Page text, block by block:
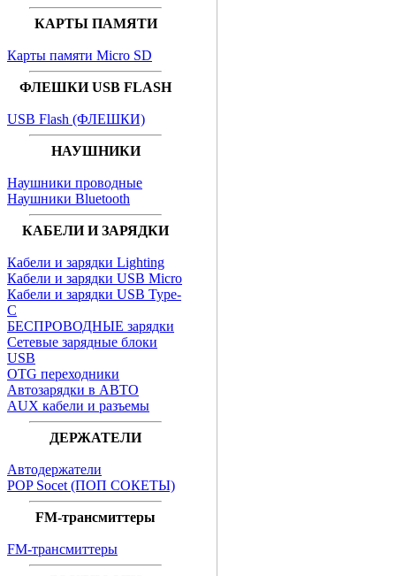
КАРТЫ ПАМЯТИ
Карты памяти Micro SD
ФЛЕШКИ USB FLASH
USB Flash (ФЛЕШКИ)
НАУШНИКИ
Наушники проводные
Наушники Bluetooth
КАБЕЛИ И ЗАРЯДКИ
Кабели и зарядки Lighting
Кабели и зарядки USB Micro
Кабели и зарядки USB Type-
C
БЕСПРОВОДНЫЕ зарядки
Сетевые зарядные блоки
USB
OTG переходники
Автозарядки в АВТО
AUX кабели и разъемы
ДЕРЖАТЕЛИ
Автодержатели
POP Socet (ПОП СОКЕТЫ)
FM-трансмиттеры
FM-трансмиттеры